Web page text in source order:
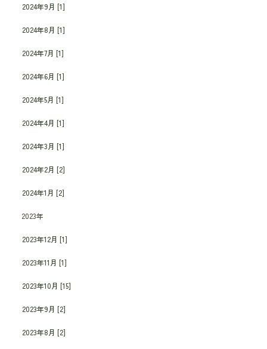
2024年9月 [1]
2024年8月 [1]
2024年7月 [1]
2024年6月 [1]
2024年5月 [1]
2024年4月 [1]
2024年3月 [1]
2024年2月 [2]
2024年1月 [2]
2023年
2023年12月 [1]
2023年11月 [1]
2023年10月 [15]
2023年9月 [2]
2023年8月 [2]